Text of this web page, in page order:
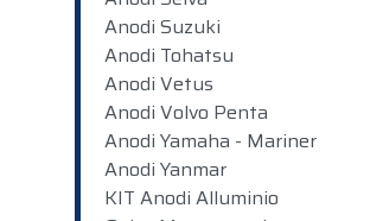
Anodi Suzuki
Anodi Tohatsu
Anodi Vetus
Anodi Volvo Penta
Anodi Yamaha - Mariner
Anodi Yanmar
KIT Anodi Alluminio